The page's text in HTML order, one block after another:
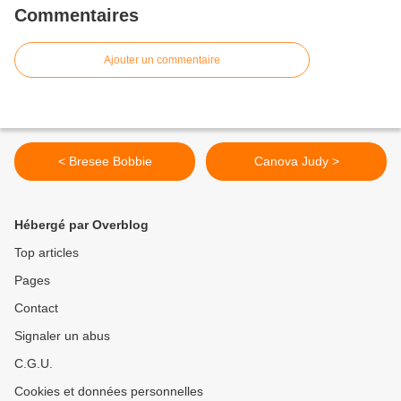
Commentaires
Ajouter un commentaire
< Bresee Bobbie Canova Judy >
Hébergé par Overblog
Top articles
Pages
Contact
Signaler un abus
C.G.U.
Cookies et données personnelles